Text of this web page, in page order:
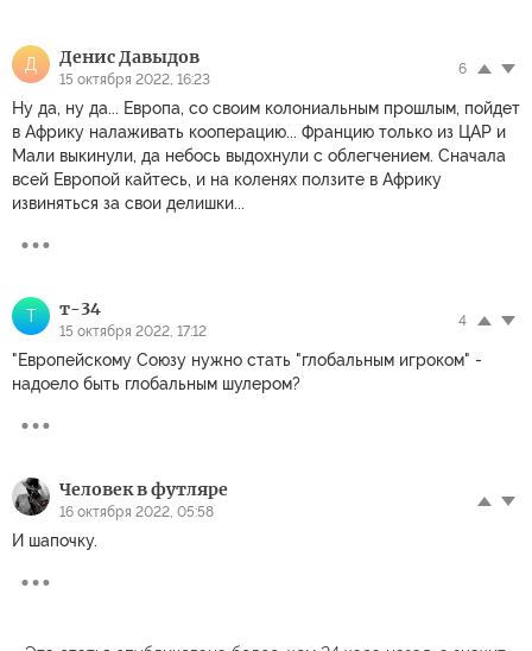
Д Денис Давыдов
15 октября 2022, 16:23
6
Ну да, ну да... Европа, со своим колониальным прошлым, пойдет
в Африку налаживать кооперацию... Францию только из ЦАР и
Мали выкинули, да небось выдохнули с облегчением. Сначала
всей Европой кайтесь, и на коленях ползите в Африку
извиняться за свои делишки...
Т т-34
15 октября 2022, 17:12
4
"Европейскому Союзу нужно стать "глобальным игроком" -
надоело быть глобальным шулером?
Человек в футляре
16 октября 2022, 05:58
И шапочку.